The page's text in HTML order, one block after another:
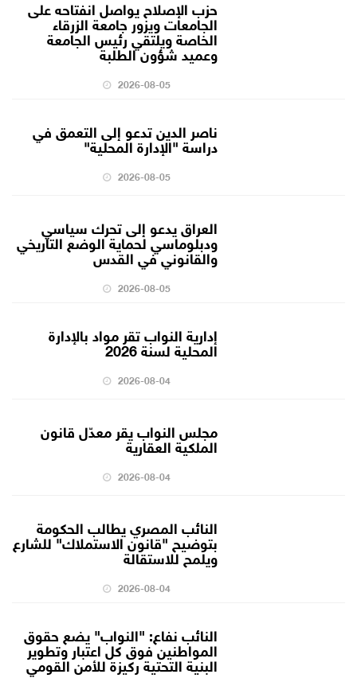
حزب الإصلاح يواصل انفتاحه على
الجامعات ويزور جامعة الزرقاء
الخاصة ويلتقي رئيس الجامعة
وعميد شؤون الطلبة
2026-08-05
ناصر الدين تدعو إلى التعمق في
دراسة "الإدارة المحلية"
2026-08-05
العراق يدعو إلى تحرك سياسي
ودبلوماسي لحماية الوضع التاريخي
والقانوني في القدس
2026-08-05
إدارية النواب تقر مواد بالإدارة
المحلية لسنة 2026
2026-08-04
مجلس النواب يقر معدّل قانون
الملكية العقارية
2026-08-04
النائب المصري يطالب الحكومة
بتوضيح "قانون الاستملاك" للشارع
ويلمح للاستقالة
2026-08-04
النائب نفاع: "النواب" يضع حقوق
المواطنين فوق كل اعتبار وتطوير
البنية التحتية ركيزة للأمن القومي